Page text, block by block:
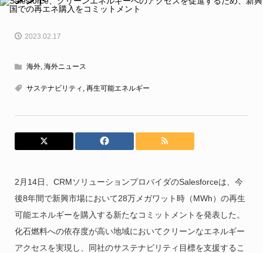
2023.02.17
海外, 海外ニュース
サステナビリティ , 再生可能エネルギー
2月14日、CRMソリューションプロバイダのSalesforceは、今
後8年間で新興市場において28万メガワット時（MWh）の再生
可能エネルギーを購入する新たなコミットメントを発表した。
化石燃料への依存度が高い地域においてクリーンなエネルギー
アクセスを実現し、同社のサステナビリティ目標を支援するこ